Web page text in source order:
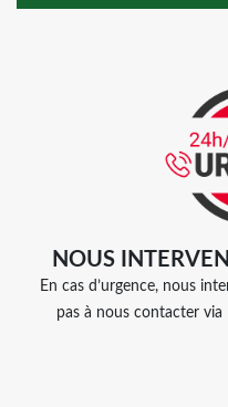
NOUS
En cas d’urgence, nous
pas à nous contacter